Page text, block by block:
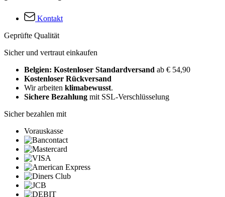
Kontakt
Geprüfte Qualität
Sicher und vertraut einkaufen
Belgien: Kostenloser Standardversand ab € 54,90
Kostenloser Rückversand
Wir arbeiten klimabewusst.
Sichere Bezahlung mit SSL-Verschlüsselung
Sicher bezahlen mit
Vorauskasse